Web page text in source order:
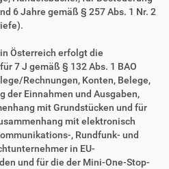
6 Jahre gemäß § 257 Abs. 1 Nr. 2
Österreich erfolgt die
7 J gemäß § 132 Abs. 1 BAO
Rechnungen, Konten, Belege,
der Einnahmen und Ausgaben,
mit Grundstücken und für
mit elektronisch
, Rundfunk- und
in EU-
und für die der Mini-One-Stop-